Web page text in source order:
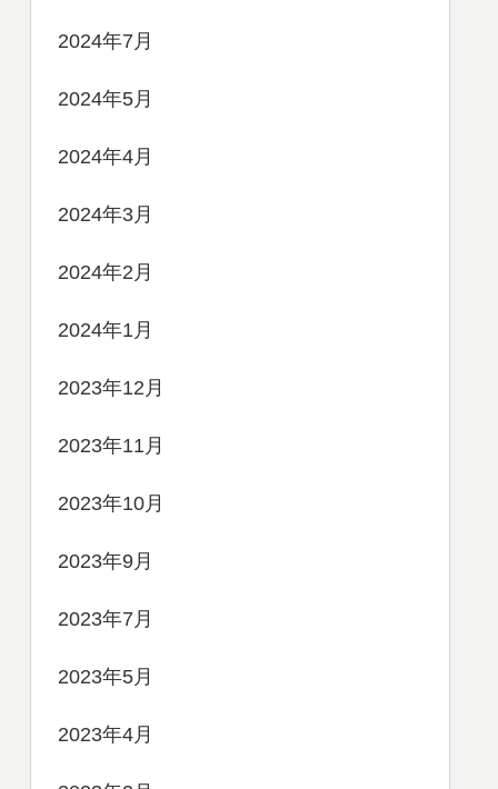
2024年7月
2024年5月
2024年4月
2024年3月
2024年2月
2024年1月
2023年12月
2023年11月
2023年10月
2023年9月
2023年7月
2023年5月
2023年4月